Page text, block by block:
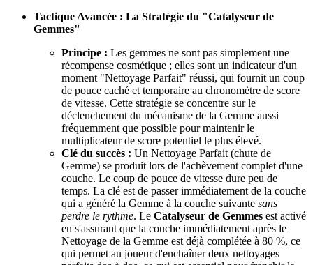
Tactique Avancée : La Stratégie du "Catalyseur de
Gemmes"
Principe : Les gemmes ne sont pas simplement une
récompense cosmétique ; elles sont un indicateur d'un
moment "Nettoyage Parfait" réussi, qui fournit un coup
de pouce caché et temporaire au chronomètre de score
de vitesse. Cette stratégie se concentre sur le
déclenchement du mécanisme de la Gemme aussi
fréquemment que possible pour maintenir le
multiplicateur de score potentiel le plus élevé.
Clé du succès : Un Nettoyage Parfait (chute de
Gemme) se produit lors de l'achèvement complet d'une
couche. Le coup de pouce de vitesse dure peu de
temps. La clé est de passer immédiatement de la couche
qui a généré la Gemme à la couche suivante sans
perdre le rythme. Le Catalyseur de Gemmes est activé
en s'assurant que la couche immédiatement après le
Nettoyage de la Gemme est déjà complétée à 80 %, ce
qui permet au joueur d'enchaîner deux nettoyages